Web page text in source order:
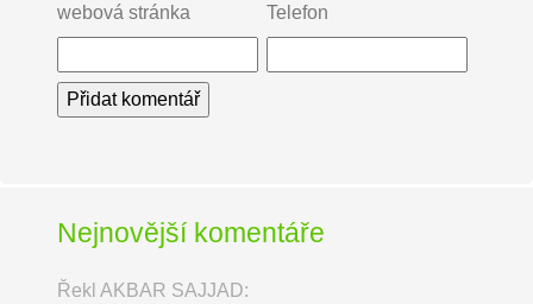
webová stránka Telefon
Nejnovější komentáře
Řekl AKBAR SAJJAD: